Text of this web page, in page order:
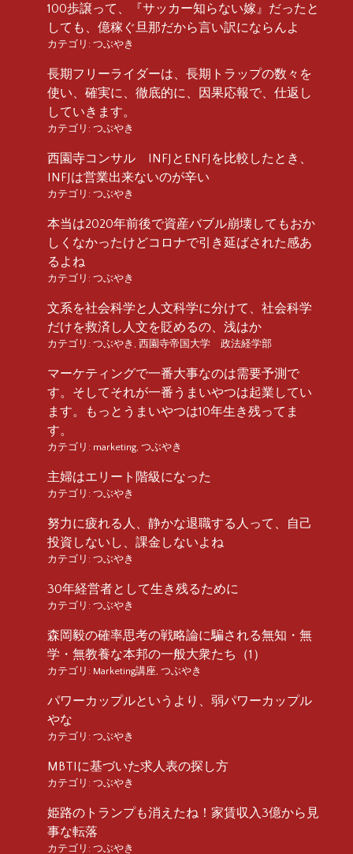
100歩譲って、『サッカー知らない嫁』だったと
しても、億稼ぐ旦那だから言い訳にならんよ
カテゴリ: つぶやき
長期フリーライダーは、長期トラップの数々を
使い、確実に、徹底的に、因果応報で、仕返し
していきます。
カテゴリ: つぶやき
西園寺コンサル INFJとENFJを比較したとき、
INFJは営業出来ないのが辛い
カテゴリ: つぶやき
本当は2020年前後で資産バブル崩壊してもおか
しくなかったけどコロナで引き延ばされた感あ
るよね
カテゴリ: つぶやき
文系を社会科学と人文科学に分けて、社会科学
だけを救済し人文を貶めるの、浅はか
カテゴリ: つぶやき 西園寺帝国大学 政法経学部
マーケティングで一番大事なのは需要予測で
す。そしてそれが一番うまいやつは起業してい
ます。もっとうまいやつは10年生き残ってま
す。
カテゴリ: marketing つぶやき
主婦はエリート階級になった
カテゴリ: つぶやき
努力に疲れる人、静かな退職する人って、自己
投資しないし、課金しないよね
カテゴリ: つぶやき
30年経営者として生き残るために
カテゴリ: つぶやき
森岡毅の確率思考の戦略論に騙される無知・無
学・無教養な本邦の一般大衆たち（1）
カテゴリ: Marketing講座 つぶやき
パワーカップルというより、弱パワーカップル
やな
カテゴリ: つぶやき
MBTIに基づいた求人表の探し方
カテゴリ: つぶやき
姫路のトランプも消えたね！家賃収入3億から見
事な転落
カテゴリ: つぶやき